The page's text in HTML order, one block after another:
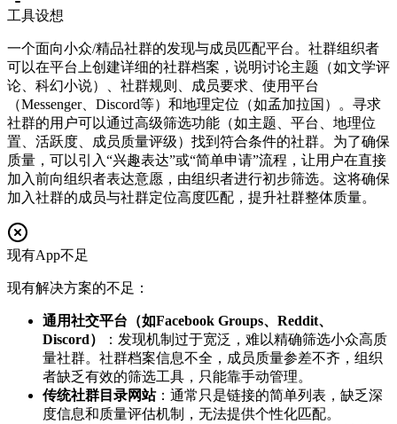
工具设想
一个面向小众/精品社群的发现与成员匹配平台。社群组织者
可以在平台上创建详细的社群档案，说明讨论主题（如文学评
论、科幻小说）、社群规则、成员要求、使用平台
（Messenger、Discord等）和地理定位（如孟加拉国）。寻求
社群的用户可以通过高级筛选功能（如主题、平台、地理位
置、活跃度、成员质量评级）找到符合条件的社群。为了确保
质量，可以引入“兴趣表达”或“简单申请”流程，让用户在直接
加入前向组织者表达意愿，由组织者进行初步筛选。这将确保
加入社群的成员与社群定位高度匹配，提升社群整体质量。
现有App不足
现有解决方案的不足：
通用社交平台（如Facebook Groups、Reddit、
Discord）
：发现机制过于宽泛，难以精确筛选小众高质
量社群。社群档案信息不全，成员质量参差不齐，组织
者缺乏有效的筛选工具，只能靠手动管理。
传统社群目录网站：通常只是链接的简单列表，缺乏深
度信息和质量评估机制，无法提供个性化匹配。